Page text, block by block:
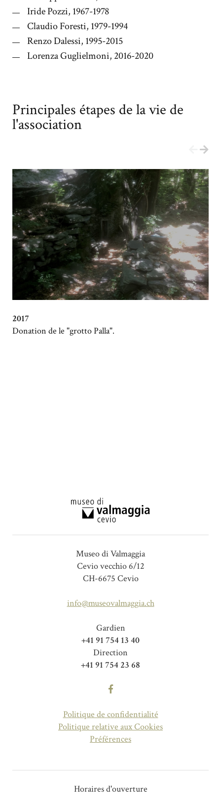
Iride Pozzi, 1967-1978
Claudio Foresti, 1979-1994
Renzo Dalessi, 1995-2015
Lorenza Guglielmoni, 2016-2020
Principales étapes de la vie de
l'association
2017
Donation de le "grotto Palla".
Museo di Valmaggia
Cevio vecchio 6/12
CH-6675 Cevio
info@museovalmaggia.ch
Gardien
+41 91 754 13 40
Direction
+41 91 754 23 68
Politique de confidentialité
Politique relative aux Cookies
Préférences
Horaires d'ouverture